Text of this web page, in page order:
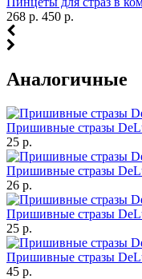
268 р. 450 р.
Аналогичные
Пришивные стразы
25 р.
Пришивные стразы
26 р.
Пришивные стразы
25 р.
Пришивные стразы
45 р.